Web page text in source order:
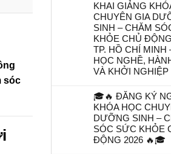
sóc
KHAI GIẢNG
CHUYÊN GIA
SINH – CHĂM
KHỎE CHỦ
TP. HỒ CHÍ MINH
HỌC NGHỀ,
VÀ KHỞI NGHIỆP
🎓🔥 ĐĂNG KÝ
KHÓA HỌC
DƯỠNG SINH –
SÓC SỨC KHỎE
ĐỘNG 2026 🔥🎓